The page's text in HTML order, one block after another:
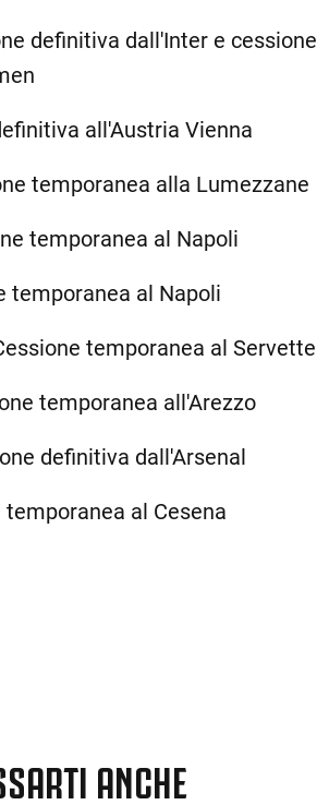
definitiva dall'Inter e cessione
all'Austria Vienna
temporanea alla Lumezzane
temporanea al Napoli
temporanea al Napoli
temporanea al Servette
temporanea all'Arezzo
definitiva dall'Arsenal
temporanea al Cesena
ANCHE